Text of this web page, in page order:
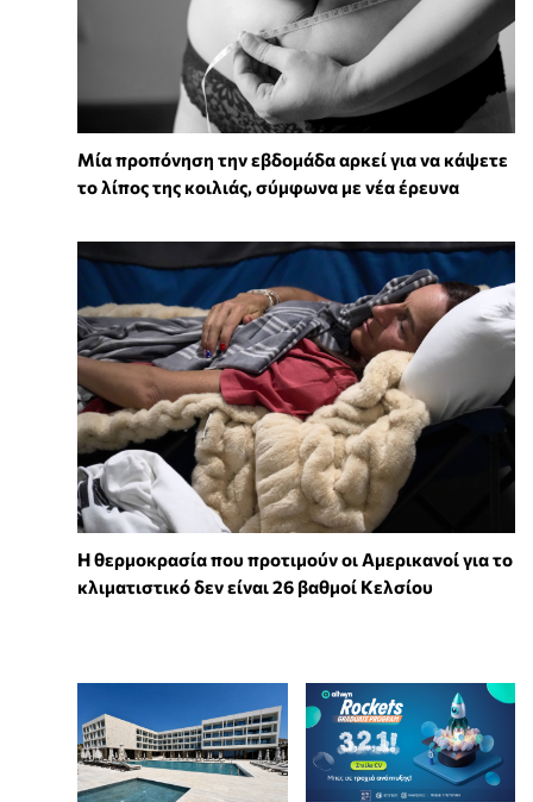
Μία προπόνηση την εβδομάδα αρκεί για να κάψετε
το λίπος της κοιλιάς, σύμφωνα με νέα έρευνα
Η θερμοκρασία που προτιμούν οι Αμερικανοί για το
κλιματιστικό δεν είναι 26 βαθμοί Κελσίου